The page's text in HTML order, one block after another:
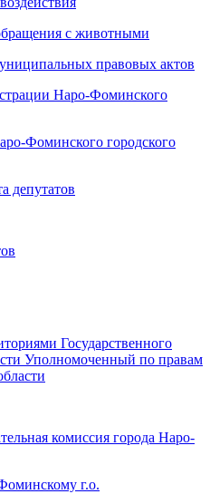
с животными
правовых актов
Наро-Фоминского
Фоминского городского
депутатов
Государственного
Уполномоченный по правам
комиссия города Наро-
г.о.